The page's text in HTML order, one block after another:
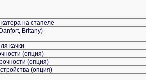
на стапеле
Britany)
качки
(опция)
(опция)
(опция)